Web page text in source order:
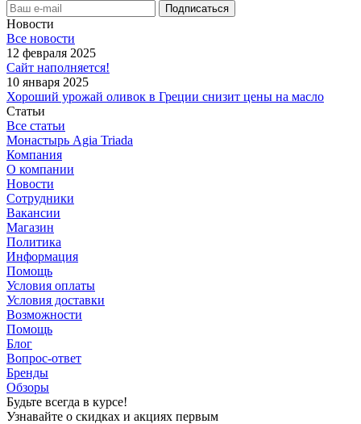
Новости
Все новости
12 февраля 2025
Сайт наполняется!
10 января 2025
Хороший урожай оливок в Греции снизит цены на масло
Статьи
Все статьи
Монастырь Agia Triada
Компания
О компании
Новости
Сотрудники
Вакансии
Магазин
Политика
Информация
Помощь
Условия оплаты
Условия доставки
Возможности
Помощь
Блог
Вопрос-ответ
Бренды
Обзоры
Будьте всегда в курсе!
Узнавайте о скидках и акциях первым